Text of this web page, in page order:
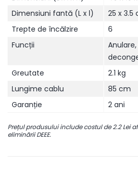
Dimensiuni fantă (L x l)
25 x 3.5
Trepte de încălzire
6
Funcții
Greutate
2.1 kg
Lungime cablu
85 cm
Garanție
2 ani
Prețul produsului include costul de 2.2 Lei
eliminării DEEE.